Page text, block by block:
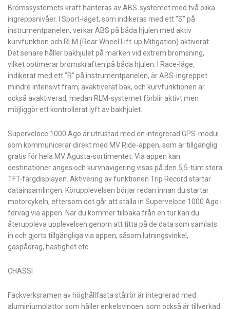
Bromssystemets kraft hanteras av ABS-systemet med två olika
ingreppsnivåer. I Sport-läget, som indikeras med ett ”S” på
instrumentpanelen, verkar ABS på båda hjulen med aktiv
kurvfunktion och RLM (Rear Wheel Lift-up Mitigation) aktiverat.
Det senare håller bakhjulet på marken vid extrem bromsning,
vilket optimerar bromskraften på båda hjulen. I Race-läge,
indikerat med ett ”R” på instrumentpanelen, är ABS-ingreppet
mindre intensivt fram, avaktiverat bak, och kurvfunktionen är
också avaktiverad, medan RLM-systemet förblir aktivt men
möjliggör ett kontrollerat lyft av bakhjulet.
Superveloce 1000 Ago är utrustad med en integrerad GPS-modul
som kommunicerar direkt med MV Ride-appen, som är tillgänglig
gratis för hela MV Agusta-sortimentet. Via appen kan
destinationer anges och kurvnavigering visas på den 5,5-tum stora
TFT-färgdisplayen. Aktivering av funktionen Trip Record startar
datainsamlingen. Körupplevelsen börjar redan innan du startar
motorcykeln, eftersom det går att ställa in Superveloce 1000 Ago i
förväg via appen. När du kommer tillbaka från en tur kan du
återuppleva upplevelsen genom att titta på de data som samlats
in och gjorts tillgängliga via appen, såsom lutningsvinkel,
gaspådrag, hastighet etc.
CHASSI
Fackverksramen av höghållfasta stålrör är integrerad med
aluminiumplattor som håller enkelsvingen, som också är tillverkad